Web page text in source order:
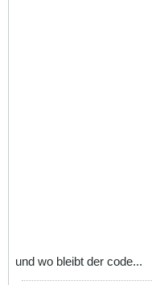
und wo bleibt der code...